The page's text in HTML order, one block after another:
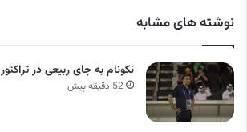
نوشته های مشابه
نکونام به جای ربیعی در تراکتور
52 دقیقه پیش